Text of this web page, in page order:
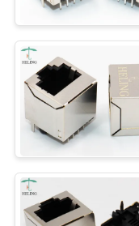
YÊU
CẦU
BÁO
GIÁ
SƠ
ĐỒ
TRANG
RJ45